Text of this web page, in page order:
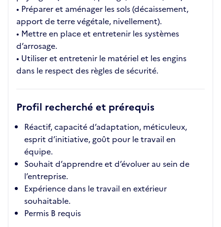
• Préparer et aménager les sols (décaissement,
apport de terre végétale, nivellement).
• Mettre en place et entretenir les systèmes
d’arrosage.
• Utiliser et entretenir le matériel et les engins
dans le respect des règles de sécurité.
Profil recherché et prérequis
Réactif, capacité d’adaptation, méticuleux,
esprit d’initiative, goût pour le travail en
équipe.
Souhait d’apprendre et d’évoluer au sein de
l’entreprise.
Expérience dans le travail en extérieur
souhaitable.
Permis B requis